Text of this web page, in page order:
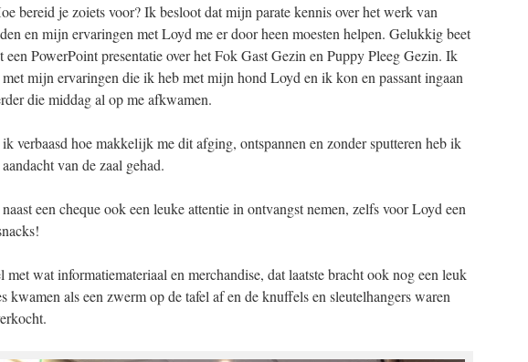
bereid je zoiets voor? Ik besloot dat mijn parate kennis over het werk van
en mijn ervaringen met Loyd me er door heen moesten helpen. Gelukkig beet
een PowerPoint presentatie over het Fok Gast Gezin en Puppy Pleeg Gezin. Ik
mijn ervaringen die ik heb met mijn hond Loyd en ik kon en passant ingaan
die middag al op me afkwamen.
verbaasd hoe makkelijk me dit afging, ontspannen en zonder sputteren heb ik
van de zaal gehad.
een cheque ook een leuke attentie in ontvangst nemen, zelfs voor Loyd een
met wat informatiemateriaal en merchandise, dat laatste bracht ook nog een leuk
kwamen als een zwerm op de tafel af en de knuffels en sleutelhangers waren